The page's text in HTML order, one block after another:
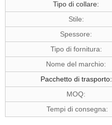
Tipo di collare:
Stile:
Spessore:
Tipo di fornitura:
Nome del marchio:
Pacchetto di trasporto:
MOQ:
Tempi di consegna: